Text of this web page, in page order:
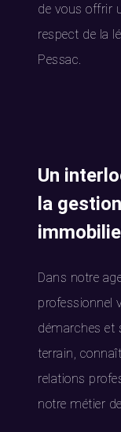
de vous offrir
respect de la
Pessac.
Un
la
Dans notre
professionnel
démarches et
terrain,
relations
notre métier